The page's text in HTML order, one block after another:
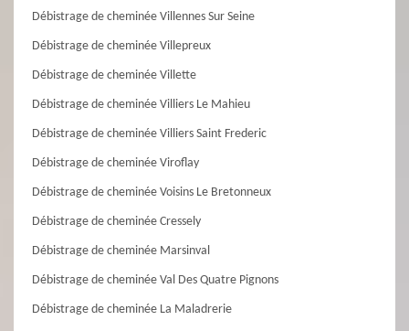
Débistrage de cheminée Villennes Sur Seine
Débistrage de cheminée Villepreux
Débistrage de cheminée Villette
Débistrage de cheminée Villiers Le Mahieu
Débistrage de cheminée Villiers Saint Frederic
Débistrage de cheminée Viroflay
Débistrage de cheminée Voisins Le Bretonneux
Débistrage de cheminée Cressely
Débistrage de cheminée Marsinval
Débistrage de cheminée Val Des Quatre Pignons
Débistrage de cheminée La Maladrerie